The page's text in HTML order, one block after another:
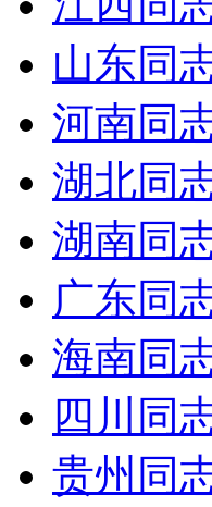
山东同
河南同
湖北同
湖南同
广东同
海南同
四川同
贵州同